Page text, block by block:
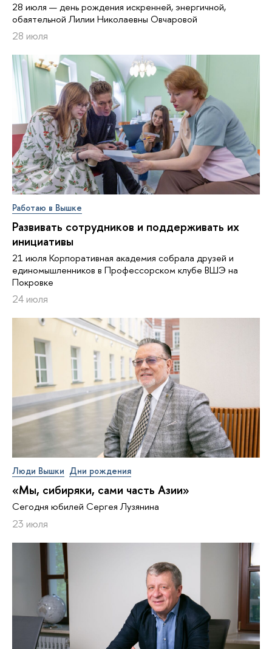
28 июля — день рождения искренней, энергичной,
обаятельной Лилии Николаевны Овчаровой
28 июля
Работаю в Вышке
Развивать сотрудников и поддерживать их
инициативы
21 июля Корпоративная академия собрала друзей и
единомышленников в Профессорском клубе ВШЭ на
Покровке
24 июля
Люди Вышки Дни рождения
«Мы, сибиряки, сами часть Азии»
Сегодня юбилей Сергея Лузянина
23 июля